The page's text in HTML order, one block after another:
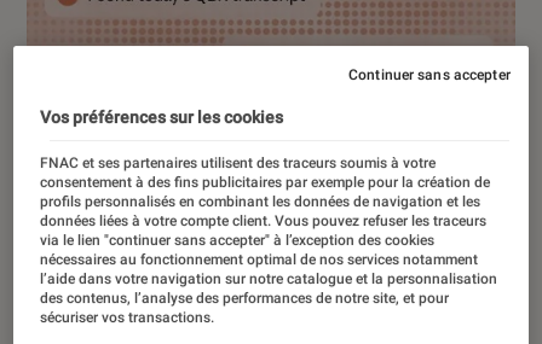
Vos préférences sur les cookies
FNAC et ses partenaires utilisent des traceurs soumis à votre
consentement à des fins publicitaires par exemple pour la création de
profils personnalisés en combinant les données de navigation et les
données liées à votre compte client. Vous pouvez refuser les traceurs
via le lien "continuer sans accepter" à l’exception des cookies
nécessaires au fonctionnement optimal de nos services notamment
l’aide dans votre navigation sur notre catalogue et la personnalisation
des contenus, l’analyse des performances de notre site, et pour
sécuriser vos transactions.
Continuer sans accepter